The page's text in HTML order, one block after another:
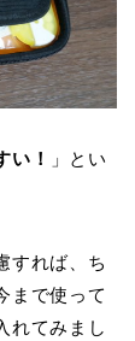
い！
」とい
すれば、ち
まで使って
れてみまし